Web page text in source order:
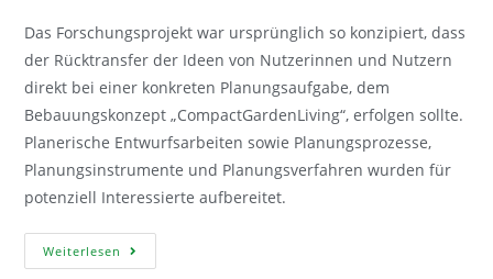
Das Forschungsprojekt war ursprünglich so konzipiert, dass
der Rücktransfer der Ideen von Nutzerinnen und Nutzern
direkt bei einer konkreten Planungsaufgabe, dem
Bebauungskonzept „CompactGardenLiving“, erfolgen sollte.
Planerische Entwurfsarbeiten sowie Planungsprozesse,
Planungsinstrumente und Planungsverfahren wurden für
potenziell Interessierte aufbereitet.
Weiterlesen Partizipation
2.0